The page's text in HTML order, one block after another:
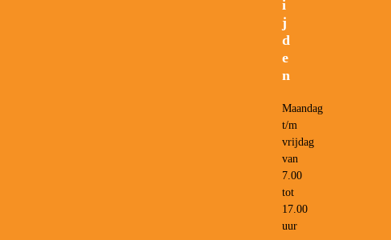
i
j
d
e
n
Maandag
t/m
vrijdag
van
7.00
tot
17.00
uur